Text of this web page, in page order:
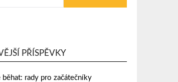
PŘÍSPĚVKY
běhat: rady pro začátečníky